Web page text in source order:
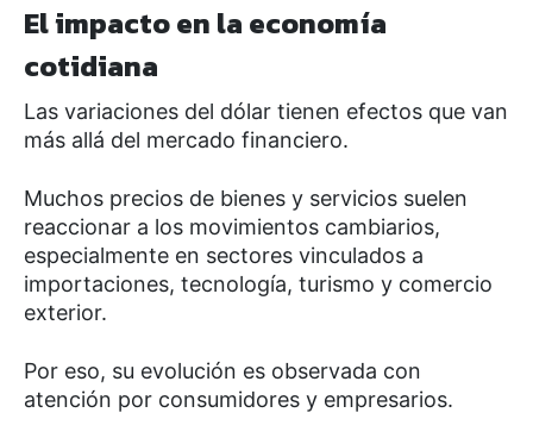
El impacto en la economía
cotidiana
Las variaciones del dólar tienen efectos que van
más allá del mercado financiero.
Muchos precios de bienes y servicios suelen
reaccionar a los movimientos cambiarios,
especialmente en sectores vinculados a
importaciones, tecnología, turismo y comercio
exterior.
Por eso, su evolución es observada con
atención por consumidores y empresarios.